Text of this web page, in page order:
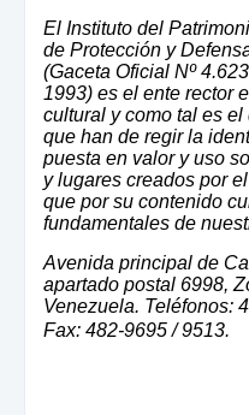
El Instituto del
de Protección y
(Gaceta Oficial Nº
1993) es el ente rector
cultural y como tal es
que han de regir la
puesta en valor y uso
y lugares creados por
que por su contenido
fundamentales de
Avenida principal de
apartado postal 6998,
Venezuela. Teléfonos:
Fax: 482-9695 / 9513.